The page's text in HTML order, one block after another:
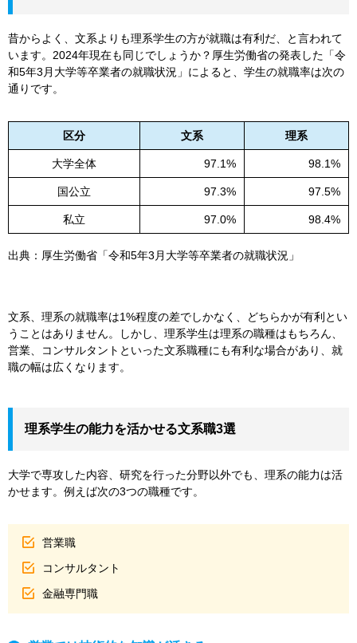
昔からよく、文系よりも理系学生の方が就職は有利だ、と言われて
います。2024年現在も同じでしょうか？厚生労働省の発表した「令
和5年3 月大学等卒業者の就職状況 」によると、学生の就職率は次の
通りです。
区分 文系 理系
大学全体 97.1% 98.1%
国公立 97.3% 97.5%
私立 97.0% 98.4%
出典： 厚生労働省「令和5年3月大学等卒業者の就職状況」
文系、理系の就職率は1%程度の差でしかなく、どちらかが有利とい
うことはありません。しかし、理系学生は理系の職種はもちろん、
営業、コンサルタントといった文系職種にも有利な場合があり、就
職の幅は広くなります。
理系学生の能力を活かせる文系職3選
大学で専攻した内容、研究を行った分野以外でも、理系の能力は活
かせます。例えば次の3つの職種です。
営業職
コンサルタント
金融専門職